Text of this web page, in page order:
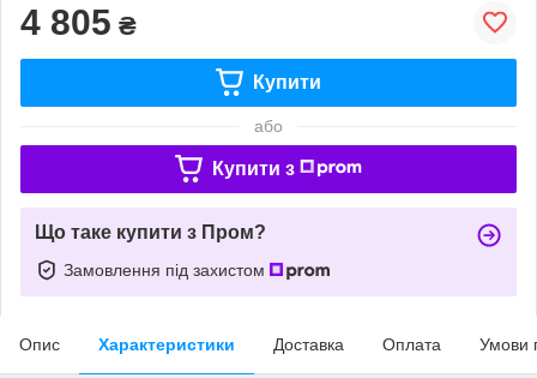
4 805 ₴
Купити
або
Купити з
Що таке купити з Пром?
Замовлення під захистом
Опис Характеристики Доставка Оплата Умови